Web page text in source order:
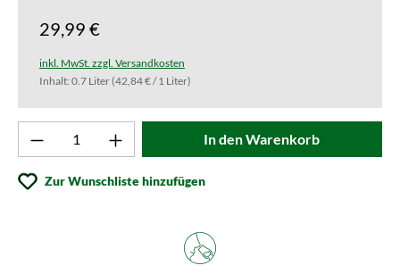
29,99 €
inkl. MwSt. zzgl. Versandkosten
Inhalt: 0.7 Liter(42,84 € / 1 Liter)
Produkt Anzahl: Gib den gewünschten
In den Warenkorb
Zur Wunschliste hinzufügen